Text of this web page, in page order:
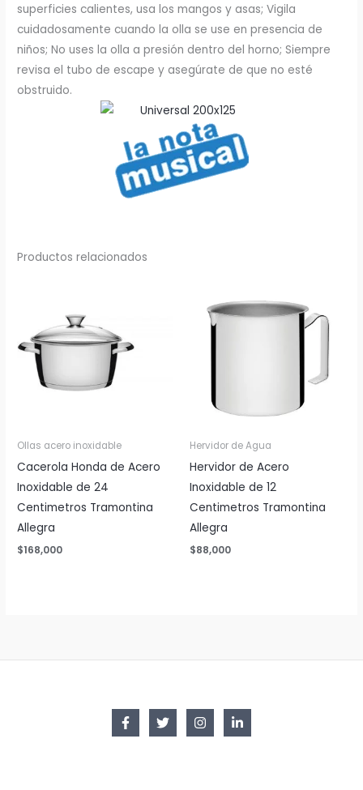
superficies calientes, usa los mangos y asas; Vigila
cuidadosamente cuando la olla se use en presencia de
niños; No uses la olla a presión dentro del horno; Siempre
revisa el tubo de escape y asegúrate de que no esté
obstruido.
Productos relacionados
Ollas acero inoxidable
Cacerola Honda de Acero
Inoxidable de 24
Centimetros Tramontina
Allegra
$168,000
Hervidor de Agua
Hervidor de Acero
Inoxidable de 12
Centimetros Tramontina
Allegra
$88,000